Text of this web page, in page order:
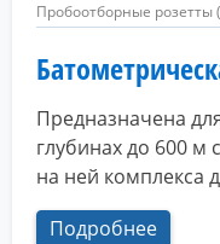
Пробоотборные розетты
Предназначена
глубинах до 600
на ней комплекса
Подробнее